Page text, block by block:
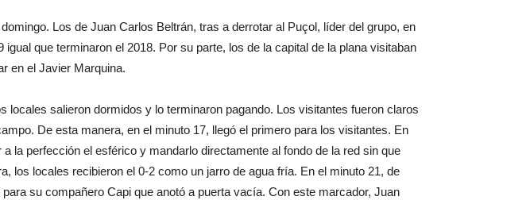
Los de Juan Carlos Beltrán, tras a derrotar al Puçol, líder del grupo, en
que terminaron el 2018. Por su parte, los de la capital de la plana visitaban
en el Javier Marquina.
salieron dormidos y lo terminaron pagando. Los visitantes fueron claros
De esta manera, en el minuto 17, llegó el primero para los visitantes. En
la perfección el esférico y mandarlo directamente al fondo de la red sin que
los locales recibieron el 0-2 como un jarro de agua fría. En el minuto 21, de
su compañero Capi que anotó a puerta vacía. Con este marcador, Juan